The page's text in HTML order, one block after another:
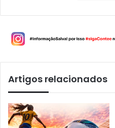
Artigos relacionados